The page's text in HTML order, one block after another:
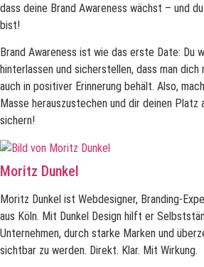
dass deine Brand Awareness wächst – und
bist!
Brand Awareness ist wie das erste Date: Du
hinterlassen und sicherstellen, dass man
auch in positiver Erinnerung behält. Also,
Masse herauszustechen und dir deinen
sichern!
Moritz Dunkel
Moritz Dunkel ist Webdesigner, Branding-
aus Köln. Mit Dunkel Design hilft er
Unternehmen, durch starke Marken und
sichtbar zu werden. Direkt. Klar. Mit Wirkung.